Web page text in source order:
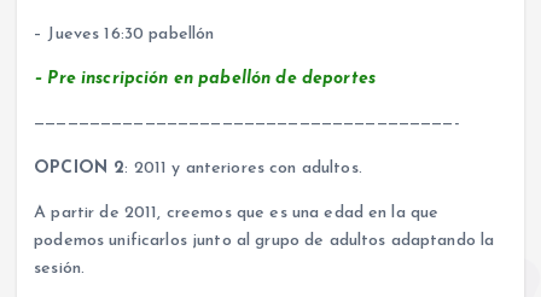
– Jueves 16:30 pabellón
– Pre inscripción en pabellón de deportes
——————————————————————————————————————-
OPCION 2: 2011 y anteriores con adultos.
A partir de 2011, creemos que es una edad en la que
podemos unificarlos junto al grupo de adultos adaptando la
sesión.